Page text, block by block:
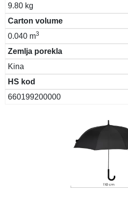
9.80 kg
Carton volume
0.040 m3
Zemlja porekla
Kina
HS kod
660199200000